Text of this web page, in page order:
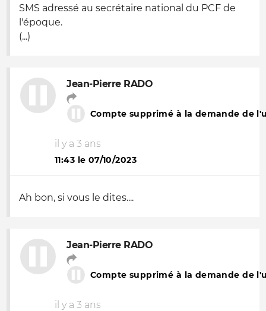
SMS adressé au secrétaire national du PCF de
l'époque.
(...)
Jean-Pierre RADO
Compte supprimé à la demande de
il y a 3 ans
11:43 le 07/10/2023
Ah bon, si vous le dites....
Jean-Pierre RADO
Compte supprimé à la demande de
il y a 3 ans